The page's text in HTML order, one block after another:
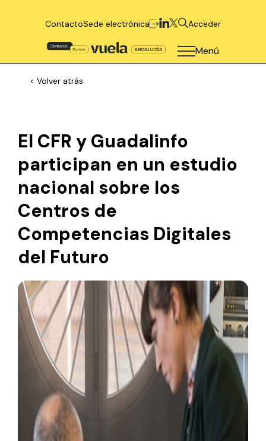
ContactoSede electrónica Acceder
Menú
< Volver atrás
El CFR y Guadalinfo
participan en un estudio
nacional sobre los
Centros de
Competencias Digitales
del Futuro